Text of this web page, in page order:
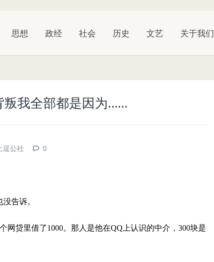
思想 政经 社会 历史 文艺 关于我们
叛我全部都是因为……
逗公社 0
告诉。
网贷里借了1000。那人是他在QQ上认识的中介，300块是